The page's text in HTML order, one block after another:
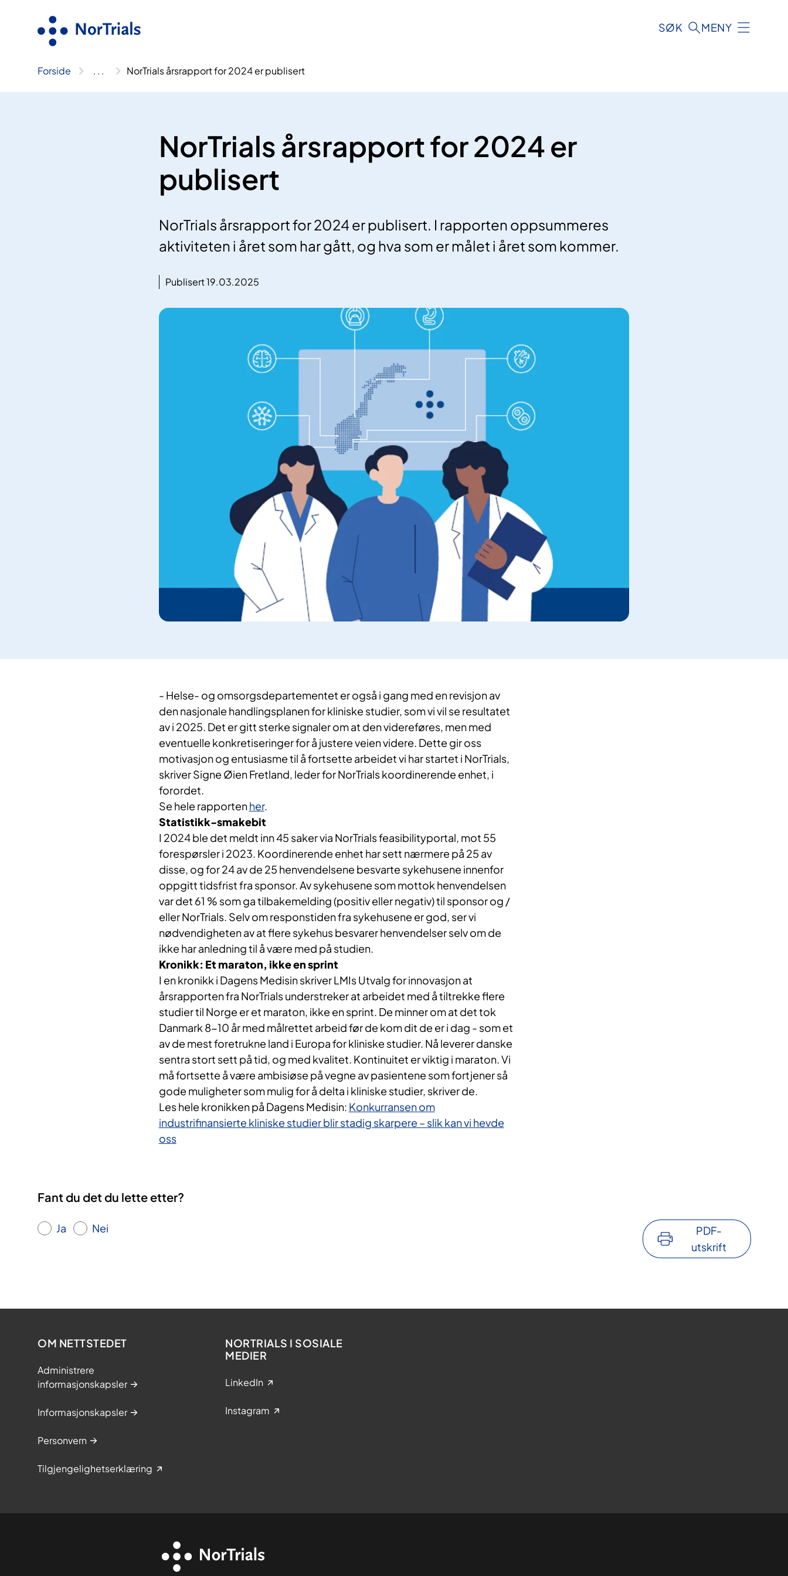
SØK MENY
Forside .. . NorTrials årsrapport for 2024 er publisert
NorTrials årsrapport for 2024 er
publisert
NorTrials årsrapport for 2024 er publisert. I rapporten oppsummeres
aktiviteten i året som har gått, og hva som er målet i året som kommer.
Publisert 19.03.2025
- Helse- og omsorgsdepartementet er også i gang med en revisjon av
den nasjonale handlingsplanen for kliniske studier, som vi vil se resultatet
av i 2025. Det er gitt sterke signaler om at den videreføres, men med
eventuelle konkretiseringer for å justere veien videre. Dette gir oss
motivasjon og entusiasme til å fortsette arbeidet vi har startet i NorTrials,
skriver Signe Øien Fretland, leder for NorTrials koordinerende enhet, i
forordet.
Se hele rapportenher.
Statistikk-smakebit
I 2024 ble det meldt inn 45 saker via NorTrials feasibilityportal, mot 55
forespørsler i 2023. Koordinerende enhet har sett nærmere på 25 av
disse, og for 24 av de 25 henvendelsene besvarte sykehusene innenfor
oppgitt tidsfrist fra sponsor. Av sykehusene som mottok henvendelsen
var det 61 % som ga tilbakemelding (positiv eller negativ) til sponsor og /
eller NorTrials. Selv om responstiden fra sykehusene er god, ser vi
nødvendigheten av at flere sykehus besvarer henvendelser selv om de
ikke har anledning til å være med på studien.
Kronikk: Et maraton, ikke en sprint
I en kronikk i Dagens Medisin skriver LMIs Utvalg for innovasjon at
årsrapporten fra NorTrials understreker at arbeidet med å tiltrekke flere
studier til Norge er et maraton, ikke en sprint. De minner om at det tok
Danmark 8-10 år med målrettet arbeid før de kom dit de er i dag - som et
av de mest foretrukne land i Europa for kliniske studier. Nå leverer danske
sentra stort sett på tid, og med kvalitet. Kontinuitet er viktig i maraton. Vi
må fortsette å være ambisiøse på vegne av pasientene som fortjener så
gode muligheter som mulig for å delta i kliniske studier, skriver de.
Les hele kronikken på Dagens Medisin: Konkurransen om
industrifinansierte kliniske studier blir stadig skarpere – slik kan vi hevde
oss
Fant du det du lette etter?
Ja Nei
PDF-
utskrift
OM NETTSTEDET
Administrere
informasjonskapsler
Informasjonskapsler
Personvern
Tilgjengelighetserklæring
NORTRIALS I SOSIALE
MEDIER
LinkedIn
Instagram